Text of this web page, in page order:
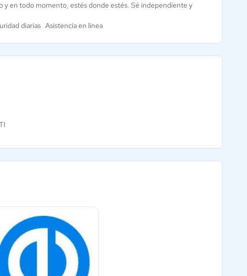
y en todo momento, estés donde estés. Sé independiente y
diarias Asistencia en línea